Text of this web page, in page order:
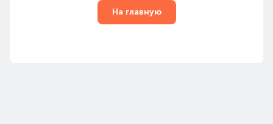
На главную